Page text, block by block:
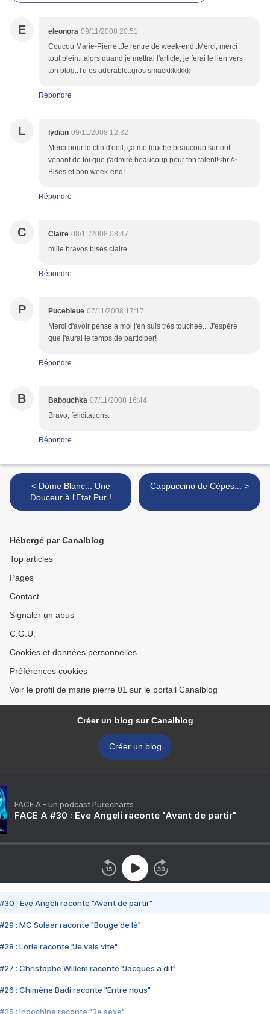
E eleonora 09/11/2008 20:51
Coucou Marie-Pierre..Je rentre de week-end..Merci, merci
tout plein...alors quand je mettrai l'article, je ferai le lien vers
ton blog..Tu es adorable..gros smackkkkkkk
Répondre
L lydian 09/11/2008 12:32
Merci pour le clin d'oeil, ça me touche beaucoup surtout
venant de toi que j'admire beaucoup pour ton talent!<br />
Bises et bon week-end!
Répondre
C Claire 08/11/2008 08:47
mille bravos bises claire
Répondre
P Pucebleue 07/11/2008 17:17
Merci d'avoir pensé à moi j'en suis très touchée... J'espère
que j'aurai le temps de participer!
Répondre
B Babouchka 07/11/2008 16:44
Bravo, félicitations.
Répondre
< Dôme Blanc... Une
Douceur à l'Etat Pur !
Cappuccino de Cèpes... >
Hébergé par Canalblog
Top articles
Pages
Contact
Signaler un abus
C.G.U.
Cookies et données personnelles
Préférences cookies
Voir le profil de marie pierre 01 sur le portail Canalblog
Créer un blog sur Canalblog
Créer un blog
FACE A - un podcast Purecharts
FACE A #30 : Eve Angeli raconte "Avant de partir"
#30 : Eve Angeli raconte "Avant de partir"
#29 : MC Solaar raconte "Bouge de là"
#28 : Lorie raconte "Je vais vite"
#27 : Christophe Willem raconte "Jacques a dit"
#26 : Chimène Badi raconte "Entre nous"
#25 : Indochine raconte "3e sexe"